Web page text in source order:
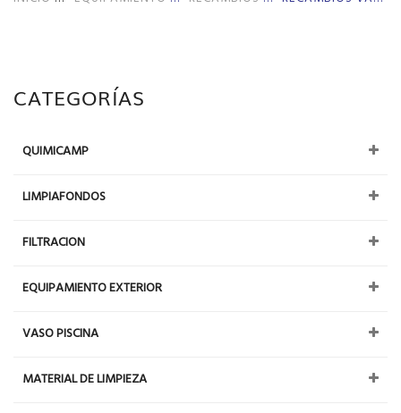
CATEGORÍAS
QUIMICAMP
LIMPIAFONDOS
FILTRACION
EQUIPAMIENTO EXTERIOR
VASO PISCINA
MATERIAL DE LIMPIEZA